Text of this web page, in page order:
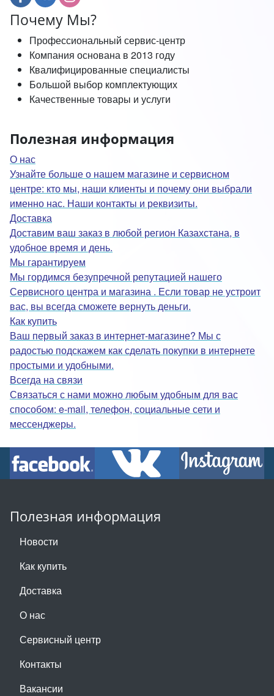
Почему Мы?
Профессиональный сервис-центр
Компания основана в 2013 году
Квалифицированные специалисты
Большой выбор комплектующих
Качественные товары и услуги
Полезная информация
О нас
Узнайте больше о нашем магазине и сервисном
центре: кто мы, наши клиенты и почему они выбрали
именно нас. Наши контакты и реквизиты.
Доставка
Доставим ваш заказ в любой регион Казахстана, в
удобное время и день.
Мы гарантируем
Мы гордимся безупречной репутацией нашего
Сервисного центра и магазина . Если товар не устроит
вас, вы всегда сможете вернуть деньги.
Как купить
Ваш первый заказ в интернет-магазине? Мы с
радостью подскажем как сделать покупки в интернете
простыми и удобными.
Всегда на связи
Связаться с нами можно любым удобным для вас
способом: e-mail, телефон, социальные сети и
мессенджеры.
Полезная информация
Новости
Как купить
Доставка
О нас
Сервисный центр
Контакты
Вакансии